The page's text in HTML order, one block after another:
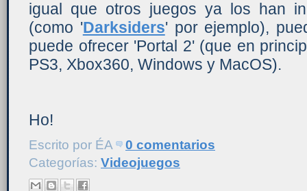
igual que otros juegos ya los han
(como 'Darksiders' por ejemplo),
puede ofrecer 'Portal 2' (que en
PS3, Xbox360, Windows y MacOS).
Ho!
Escrito por ÉA
0 comentarios
Categorías: Videojuegos